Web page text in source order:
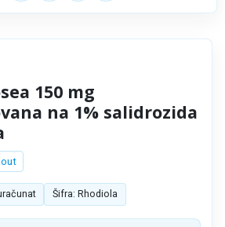
150 mg
na 1% salidrozida
Šifra: Rhodiola